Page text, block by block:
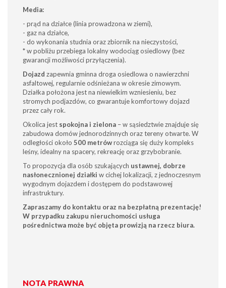
Media:
- prąd na działce (linia prowadzona w ziemi),
- gaz na działce,
- do wykonania studnia oraz zbiornik na nieczystości,
* w pobliżu przebiega lokalny wodociąg osiedlowy (bez
gwarancji możliwości przyłączenia).
Dojazd zapewnia gminna droga osiedlowa o nawierzchni
asfaltowej, regularnie odśnieżana w okresie zimowym.
Działka położona jest na niewielkim wzniesieniu, bez
stromych podjazdów, co gwarantuje komfortowy dojazd
przez cały rok.
Okolica jest spokojna i zielona – w sąsiedztwie znajduje się
zabudowa domów jednorodzinnych oraz tereny otwarte. W
odległości około 500 metrówrozciąga się duży kompleks
leśny, idealny na spacery, rekreację oraz grzybobranie.
To propozycja dla osób szukających ustawnej, dobrze
nasłonecznionej działki w cichej lokalizacji, z jednoczesnym
wygodnym dojazdem i dostępem do podstawowej
infrastruktury.
Zapraszamy do kontaktu oraz na bezpłatną prezentację!
W przypadku zakupu nieruchomości usługa
pośrednictwa może być objęta prowizją na rzecz biura.
NOTA PRAWNA